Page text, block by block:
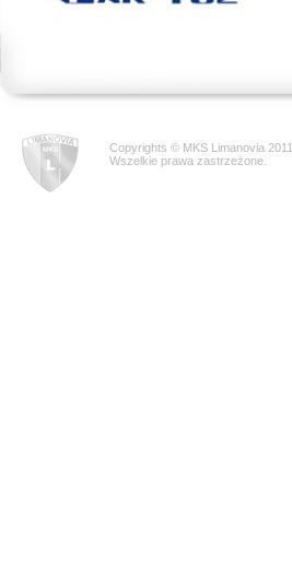
Copyrights © MKS Limanovia 2011
Wszelkie prawa zastrzeżone.